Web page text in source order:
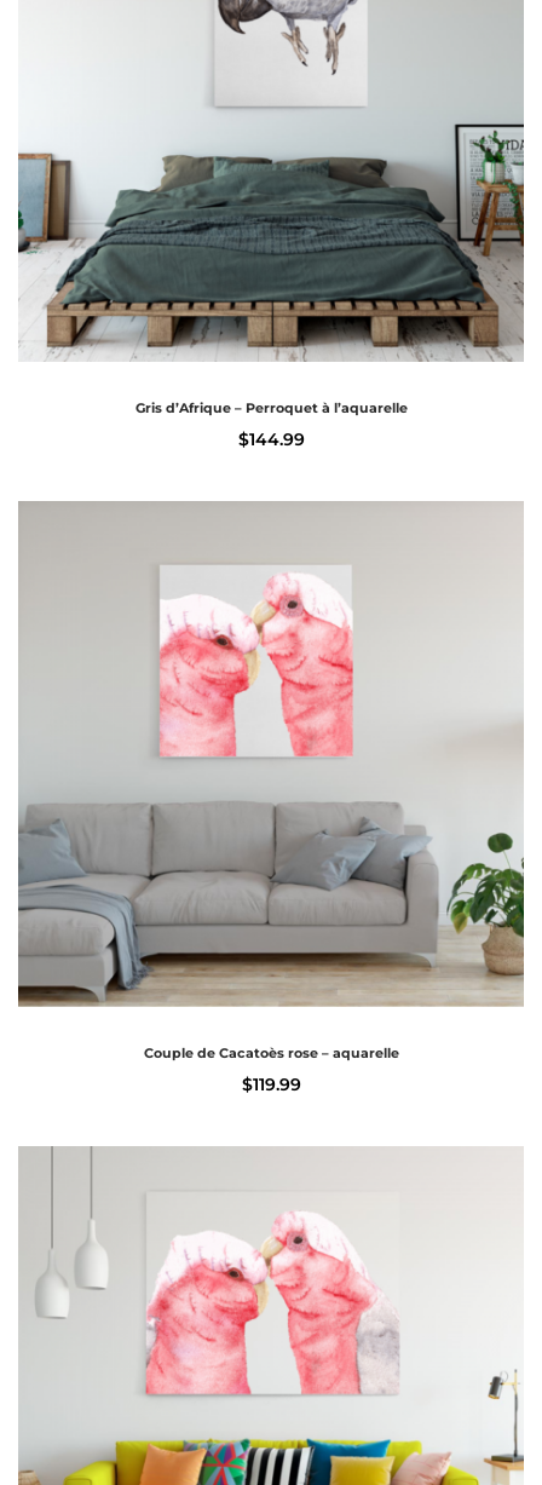
Gris d’Afrique – Perroquet à l’aquarelle
$144.99
Couple de Cacatoès rose – aquarelle
$119.99